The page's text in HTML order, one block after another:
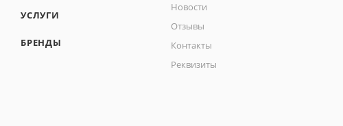
УСЛУГИ
БРЕНДЫ
Новости
Отзывы
Контакты
Реквизиты